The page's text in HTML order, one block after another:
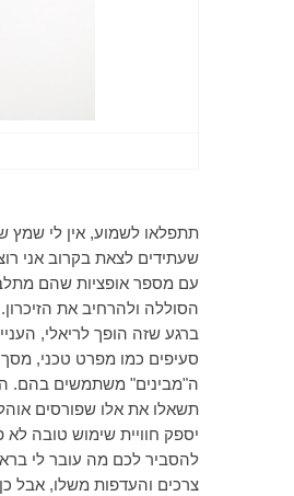
תתפלאו לשמוע, אין לי שמץ
שעתידים לצאת בקרוב אני
עם מספר אופציות שהם
הסוללה ולהרחיב את
ברגע שזה הופך לריאלי,
סעיפים כמו מפרט טכני,
ה"מבינים" משתמשים בהם.
תשאלו את אלו שפורסים
יספק חוויית שימוש טובה
להסביר לכם מה עובר לי
צרכים והעדפות משלו, אבל